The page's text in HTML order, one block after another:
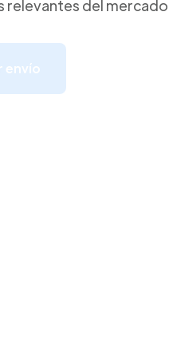
relevantes del
envío